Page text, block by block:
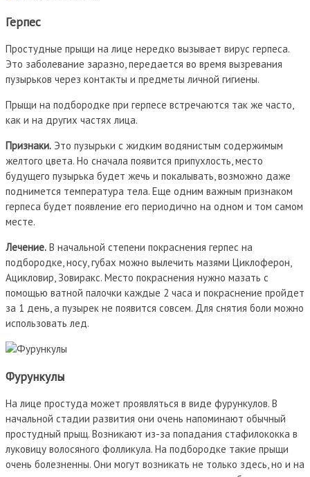
Герпес
Простудные прыщи на лице нередко вызывает вирус герпеса.
Это заболевание заразно, передается во время вызревания
пузырьков через контакты и предметы личной гигиены.
Прыщи на подбородке при герпесе встречаются так же часто,
как и на других частях лица.
Признаки. Это пузырьки с жидким водянистым содержимым
желтого цвета. Но сначала появится припухлость, место
будущего пузырька будет жечь и покалывать, возможно даже
поднимется температура тела. Еще одним важным признаком
герпеса будет появление его периодично на одном и том самом
месте.
Лечение. В начальной степени покраснения герпес на
подбородке, носу, губах можно вылечить мазями Циклоферон,
Ацикловир, Зовиракс. Место покраснения нужно мазать с
помощью ватной палочки каждые 2 часа и покраснение пройдет
за 1 день, а пузырек не появится совсем. Для снятия боли можно
использовать лед.
Фурункулы
На лице простуда может проявляться в виде фурункулов. В
начальной стадии развития они очень напоминают обычный
простудный прыщ. Возникают из-за попадания стафилококка в
луковицу волосяного фолликула. На подбородке такие прыщи
очень болезненны. Они могут возникать не только здесь, но и на